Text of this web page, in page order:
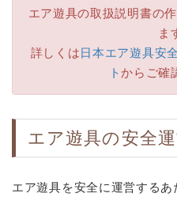
エア遊具の取扱説明書の
ま
詳しくは日本エア遊具安
ト からご確
エア遊具の安全
エア遊具を安全に運営する